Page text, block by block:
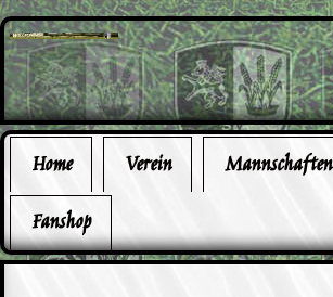
Home Verein Mannschaften
Fanshop